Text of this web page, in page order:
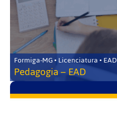
Formiga-MG • Licenciatura • EAD
Pedagogia – EAD